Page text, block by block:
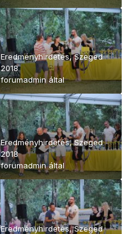
Eredményhirdetés, Szeged
2018
forumadmináltal
Eredményhirdetés, Szeged
2018
forumadmináltal
Eredményhirdetés, Szeged